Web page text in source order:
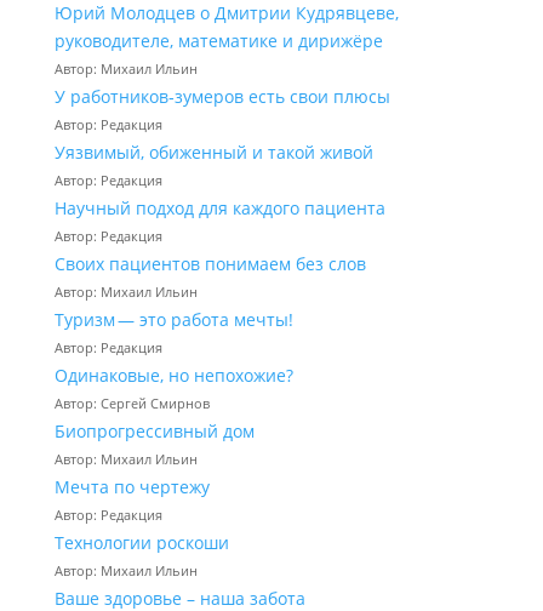
Юрий Молодцев о Дмитрии Кудрявцеве,
руководителе, математике и дирижёре
Автор: Михаил Ильин
У работников‑зумеров есть свои плюсы
Автор: Редакция
Уязвимый, обиженный и такой живой
Автор: Редакция
Научный подход для каждого пациента
Автор: Редакция
Своих пациентов понимаем без слов
Автор: Михаил Ильин
Туризм — это работа мечты!
Автор: Редакция
Одинаковые, но непохожие?
Автор: Сергей Смирнов
Биопрогрессивный дом
Автор: Михаил Ильин
Мечта по чертежу
Автор: Редакция
Технологии роскоши
Автор: Михаил Ильин
Ваше здоровье – наша забота